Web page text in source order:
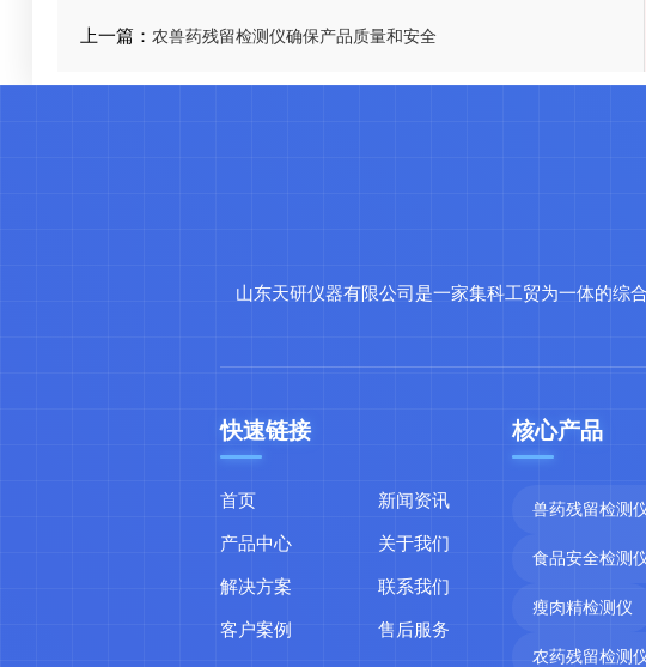
上一篇：农兽药残留检测仪确保产品质量和安全
山东天研仪器有限公司是一家集科工贸为一体的综
快速链接
首页
产品中心
解决方案
客户案例
新闻资讯
关于我们
联系我们
售后服务
核心产品
兽药残留检测
食品安全检测
瘦肉精检测仪
农药残留检测